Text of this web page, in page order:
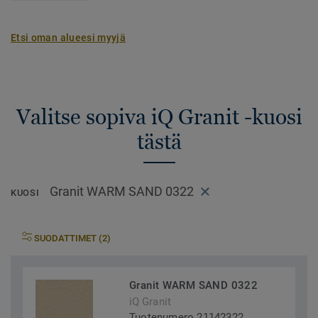
Etsi oman alueesi myyjä
Valitse sopiva iQ Granit -kuosi
tästä
KUOSI Granit WARM SAND 0322
SUODATTIMET (2)
Granit WARM SAND 0322
iQ Granit